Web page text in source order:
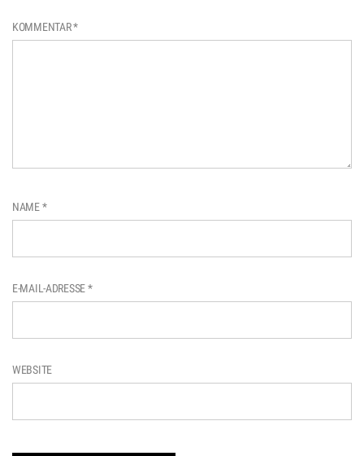
KOMMENTAR*
NAME*
E-MAIL-ADRESSE*
WEBSITE